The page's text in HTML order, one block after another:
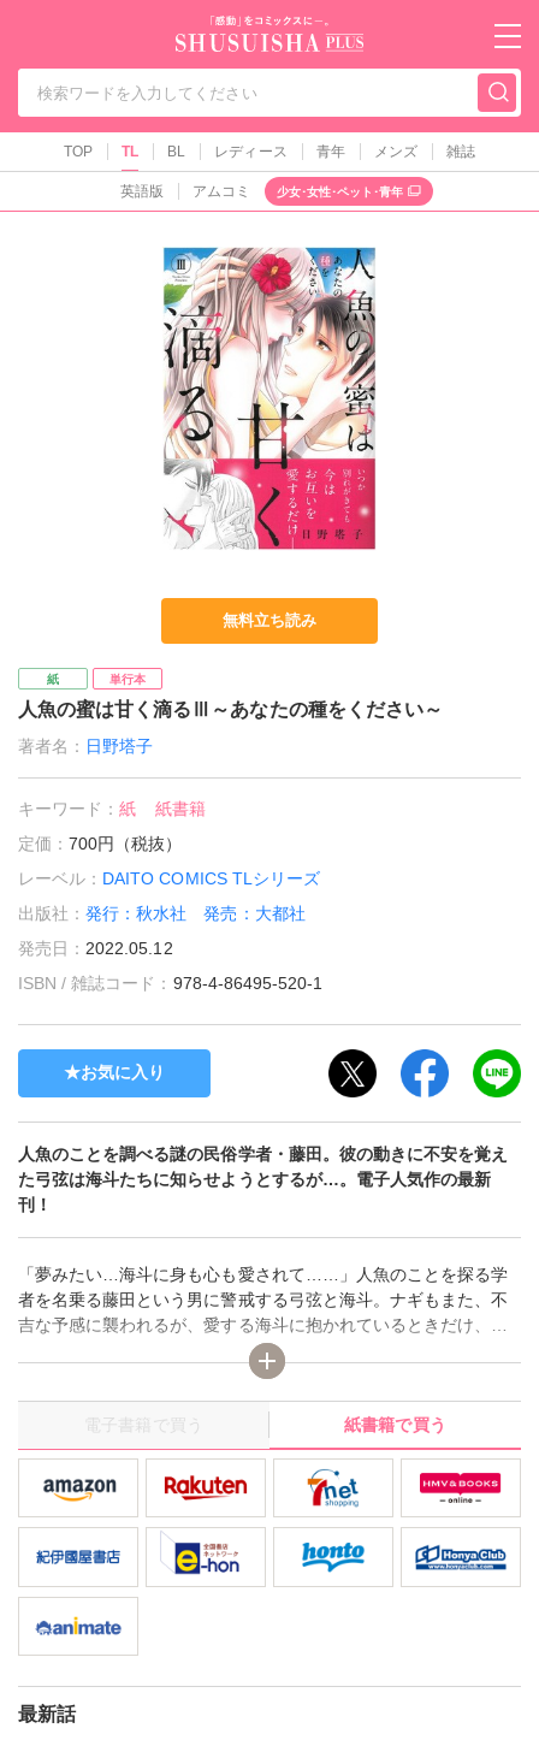
秋水社PLUS（テ
TOP TL BL レディース 青年 メンズ 雑誌
英語版 アムコミ 少女･女性･ペット･青年
無料立ち読み
紙 単行本
人魚の蜜は甘く滴るⅢ～あなたの種をください～
著者名： 日野塔子
キーワード：紙
紙書籍
定価：700円（税抜）
レーベル： DAITO COMICS TLシリーズ
出版社：発行：秋水社 発売：大都社
発売日： 2022.05.12
ISBN / 雑誌コード： 978-4-86495-520-1
お気に入り
人魚のことを調べる謎の民俗学者・藤田。彼の動きに不安を覚え
た弓弦は海斗たちに知らせようとするが…。電子人気作の最新
刊！
「夢みたい…海斗に身も心も愛されて……」人魚のことを探る学
者を名乗る藤田という男に警戒する弓弦と海斗。ナギもまた、不
吉な予感に襲われるが、愛する海斗に抱かれているときだけ、な
にもかもを忘れて幸せにしたっていられる――…。
電子書籍で買う 紙書籍で買う
最新話